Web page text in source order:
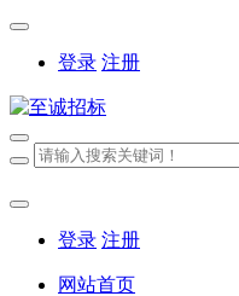
登录 注册
登录 注册
网站首页